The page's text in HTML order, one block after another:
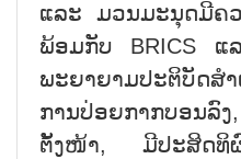
ແລະ ມວນມະນຸດມີຄ
ພ້ອມກັບ BRICS ແ
ພະຍາຍາມປະຕິບັດສ
ການປ່ອຍກາກບອນລົ
ຕັ້ງໜ້າ, ມີປະສິດທິຜົ